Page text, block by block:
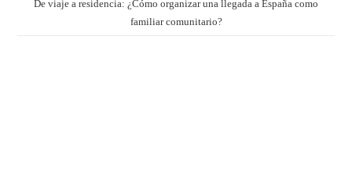
De viaje a residencia: ¿Cómo organizar una llegada a España como
familiar comunitario?